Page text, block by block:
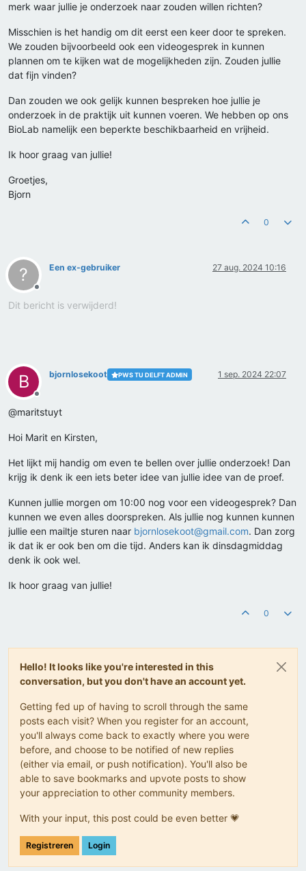
merk waar jullie je onderzoek naar zouden willen richten?
Misschien is het handig om dit eerst een keer door te spreken.
We zouden bijvoorbeeld ook een videogesprek in kunnen
plannen om te kijken wat de mogelijkheden zijn. Zouden jullie
dat fijn vinden?
Dan zouden we ook gelijk kunnen bespreken hoe jullie je
onderzoek in de praktijk uit kunnen voeren. We hebben op ons
BioLab namelijk een beperkte beschikbaarheid en vrijheid.
Ik hoor graag van jullie!
Groetjes,
Bjorn
0
?
Offline
Een ex-gebruiker 27 aug. 2024 10:16
Dit bericht is verwijderd!
B
Offline
bjornlosekoot PWS TU DELFT ADMIN 1 sep. 2024 22:07
@maritstuyt
Hoi Marit en Kirsten,
Het lijkt mij handig om even te bellen over jullie onderzoek! Dan
krijg ik denk ik een iets beter idee van jullie idee van de proef.
Kunnen jullie morgen om 10:00 nog voor een videogesprek? Dan
kunnen we even alles doorspreken. Als jullie nog kunnen kunnen
jullie een mailtje sturen naar bjornlosekoot@gmail.com. Dan zorg
ik dat ik er ook ben om die tijd. Anders kan ik dinsdagmiddag
denk ik ook wel.
Ik hoor graag van jullie!
0
Hello! It looks like you're interested in this
conversation, but you don't have an account yet.
Getting fed up of having to scroll through the same
posts each visit? When you register for an account,
you'll always come back to exactly where you were
before, and choose to be notified of new replies
(either via email, or push notification). You'll also be
able to save bookmarks and upvote posts to show
your appreciation to other community members.
With your input, this post could be even better 💗
Registreren Login